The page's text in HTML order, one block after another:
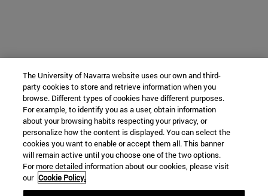
The University of Navarra website uses our own and third-
party cookies to store and retrieve information when you
browse. Different types of cookies have different purposes.
For example, to identify you as a user, obtain information
about your browsing habits respecting your privacy, or
personalize how the content is displayed. You can select the
cookies you want to enable or accept them all. This banner
will remain active until you choose one of the two options.
For more detailed information about our cookies, please visit
our Cookie Policy.